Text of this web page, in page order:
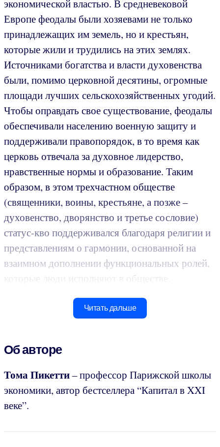
экономической властью. В средневековой
Европе феодалы были хозяевами не только
принадлежащих им земель, но и крестьян,
которые жили и трудились на этих землях.
Источниками богатства и власти духовенства
были, помимо церковной десятины, огромные
площади лучших сельскохозяйственных угодий.
Чтобы оправдать свое существование, феодалы
обеспечивали населению военную защиту и
поддерживали правопорядок, в то время как
церковь отвечала за духовное лидерство,
нравственные нормы и образование. Таким
образом, в этом трехчастном обществе
(священники, воины, крестьяне, а позже –
духовенство, дворянство и третье сословие)
статус-кво поддерживался благодаря религии и
представлениям о гармонии, основанной на
взаимном дополнении функциональных ролей,
которые люди исполняют в обществе.
Читать дальше
Об авторе
ТомаПикетти– профессор Парижской школы
экономики, автор бестселлера “Капитал в XXI
веке”.